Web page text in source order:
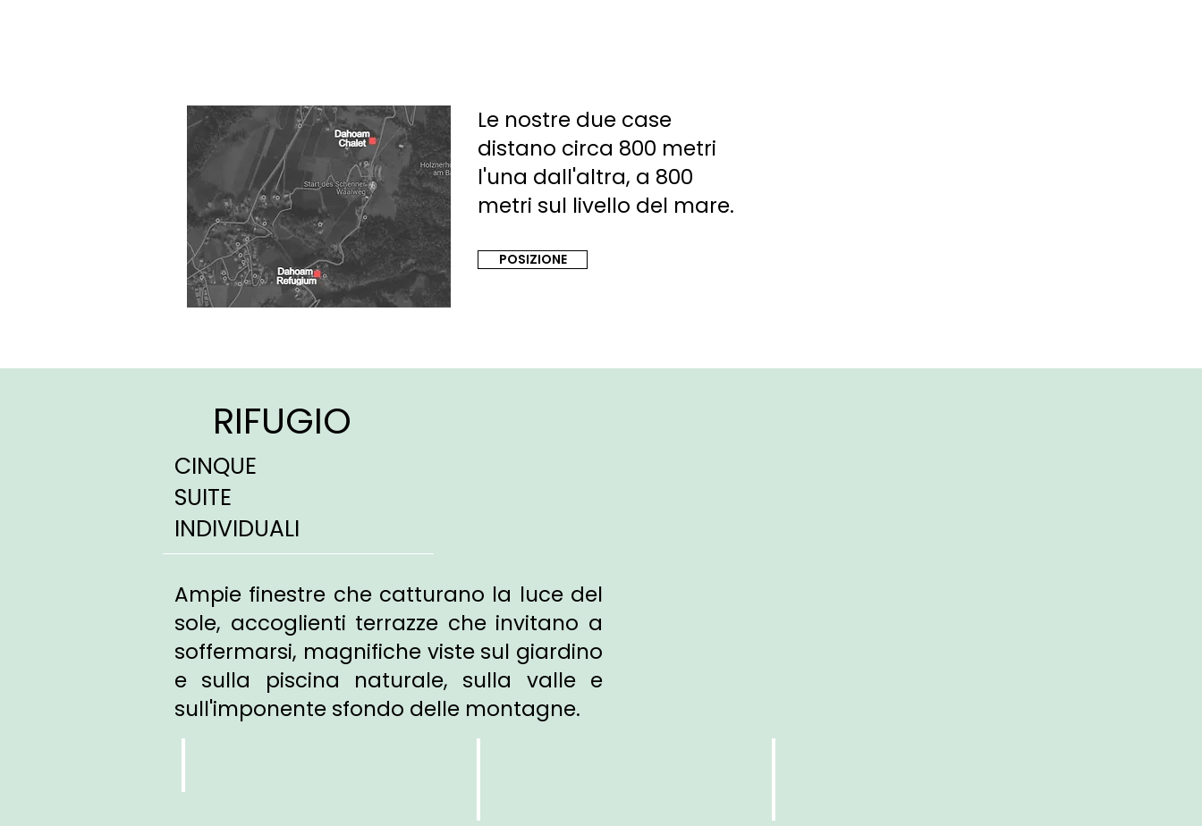
Le nostre due case
distano circa 800 metri
l'una dall'altra, a 800
metri sul livello del mare.
POSIZIONE
RIFUGIO
CINQUE
SUITE
INDIVIDUALI
Ampie finestre che catturano la luce del
sole, accoglienti terrazze che invitano a
soffermarsi, magnifiche viste sul giardino
e sulla piscina naturale, sulla valle e
sull'imponente sfondo delle montagne.